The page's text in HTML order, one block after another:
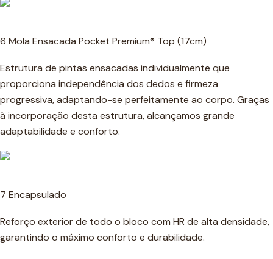
6 Mola Ensacada Pocket Premium® Top (17cm)
Estrutura de pintas ensacadas individualmente que
proporciona independência dos dedos e firmeza
progressiva, adaptando-se perfeitamente ao corpo. Graças
à incorporação desta estrutura, alcançamos grande
adaptabilidade e conforto.
7 Encapsulado
Reforço exterior de todo o bloco com HR de alta densidade,
garantindo o máximo conforto e durabilidade.